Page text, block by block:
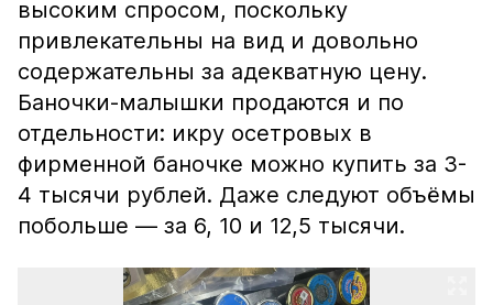
высоким спросом, поскольку
привлекательны на вид и довольно
содержательны за адекватную цену.
Баночки-малышки продаются и по
отдельности: икру осетровых в
фирменной баночке можно купить за 3-
4 тысячи рублей. Даже следуют объёмы
побольше — за 6, 10 и 12,5 тысячи.